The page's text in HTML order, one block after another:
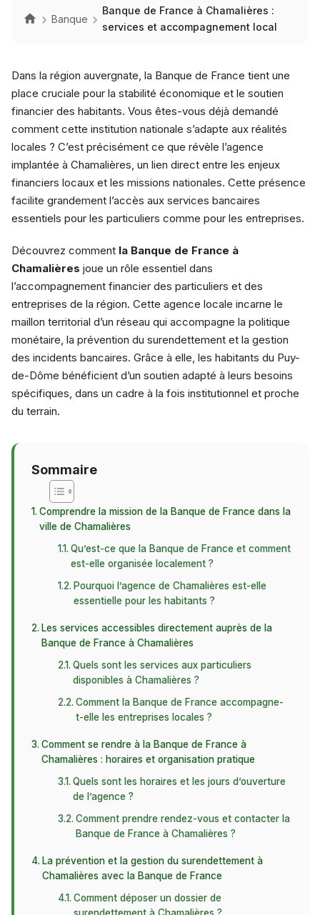
Banque
Banque de France à Chamalières :
services et accompagnement local
Dans la région auvergnate, la Banque de France tient une
place cruciale pour la stabilité économique et le soutien
financier des habitants. Vous êtes-vous déjà demandé
comment cette institution nationale s’adapte aux réalités
locales ? C’est précisément ce que révèle l’agence
implantée à Chamalières, un lien direct entre les enjeux
financiers locaux et les missions nationales. Cette présence
facilite grandement l’accès aux services bancaires
essentiels pour les particuliers comme pour les entreprises.
Découvrez comment la Banque de France à
Chamalières joue un rôle essentiel dans
l’accompagnement financier des particuliers et des
entreprises de la région. Cette agence locale incarne le
maillon territorial d’un réseau qui accompagne la politique
monétaire, la prévention du surendettement et la gestion
des incidents bancaires. Grâce à elle, les habitants du Puy-
de-Dôme bénéficient d’un soutien adapté à leurs besoins
spécifiques, dans un cadre à la fois institutionnel et proche
du terrain.
Sommaire
Comprendre la mission de la Banque de France dans la
ville de Chamalières
Qu’est-ce que la Banque de France et comment
est-elle organisée localement ?
Pourquoi l’agence de Chamalières est-elle
essentielle pour les habitants ?
Les services accessibles directement auprès de la
Banque de France à Chamalières
Quels sont les services aux particuliers
disponibles à Chamalières ?
Comment la Banque de France accompagne-
t-elle les entreprises locales ?
Comment se rendre à la Banque de France à
Chamalières : horaires et organisation pratique
Quels sont les horaires et les jours d’ouverture
de l’agence ?
Comment prendre rendez-vous et contacter la
Banque de France à Chamalières ?
La prévention et la gestion du surendettement à
Chamalières avec la Banque de France
Comment déposer un dossier de